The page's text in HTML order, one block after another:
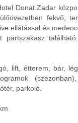
Donat Zadar
fekvő,
ellátással és
partszakasz
lift, étterem, bár,
parkoló.